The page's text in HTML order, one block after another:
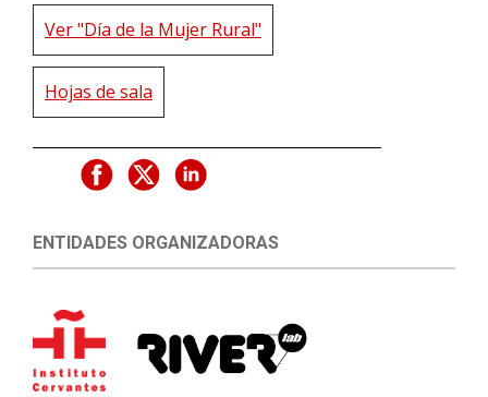
Ver "Día de la Mujer Rural"
Hojas de sala
ENTIDADES ORGANIZADORAS